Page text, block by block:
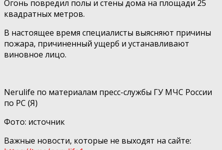
Огонь повредил полы и стены дома на площади 25
квадратных метров.
В настоящее время специалисты выясняют причины
пожара, причиненный ущерб и устанавливают
виновное лицо.
Nerulife по материалам пресс-службы ГУ МЧС России
по РС (Я)
Фото: источник
Важные новости, которые не выходят на сайте: